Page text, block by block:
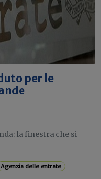
per le
la finestra che si
Agenzia delle entrate